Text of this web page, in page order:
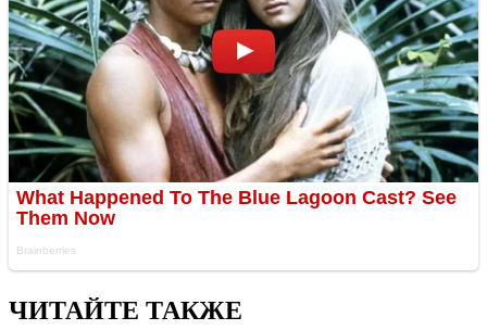
ЧИТАЙТЕ ТАКЖЕ